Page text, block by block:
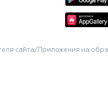
сайта/Приложения на